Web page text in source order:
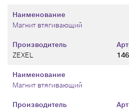
Производитель
ZEXEL
Наименование
Магнит втягивающий
Производитель
Наименование
Магнит втягивающий